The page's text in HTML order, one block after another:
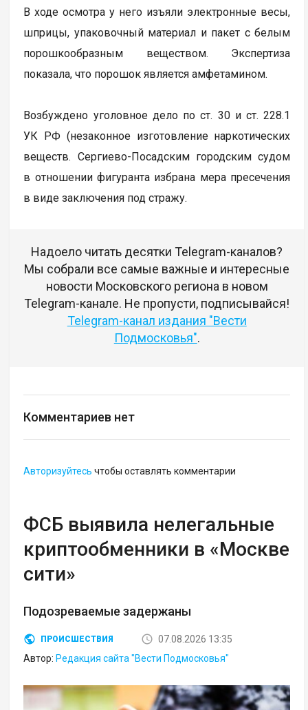
В ходе осмотра у него изъяли электронные весы,
шприцы, упаковочный материал и пакет с белым
порошкообразным веществом. Экспертиза
показала, что порошок является амфетамином.
Возбуждено уголовное дело по ст. 30 и ст. 228.1
УК РФ (незаконное изготовление наркотических
веществ. Сергиево-Посадским городским судом
в отношении фигуранта избрана мера пресечения
в виде заключения под стражу.
Надоело читать десятки Telegram-каналов?
Мы собрали все самые важные и интересные
новости Московского региона в новом
Telegram-канале. Не пропусти, подписывайся!
Telegram-канал издания "Вести
Подмосковья".
Комментариев нет
Авторизуйтесь чтобы оставлять комментарии
ФСБ выявила нелегальные
криптообменники в «Москве
сити»
Подозреваемые задержаны
ПРОИСШЕСТВИЯ
07.08.2026 13:35
Автор: Редакция сайта "Вести Подмосковья"